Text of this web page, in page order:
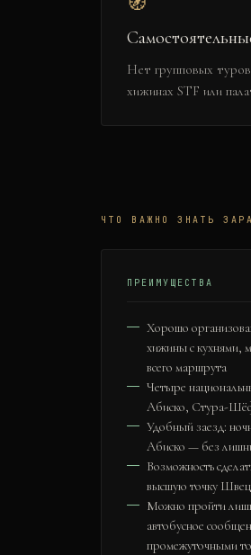
Нет групповых
хижинах STF или
ЧТО ВАЖНО ЗНАТЬ
ПРЕИМУЩЕСТВА
Хорошо
хижины с кухнями,
всего маршрута
Четыре
Абиско, Стура-
Удобный заезд:
Абиско — без
Возможность
высшую точку
Можно пройти лишь
автобусное
промежуточными